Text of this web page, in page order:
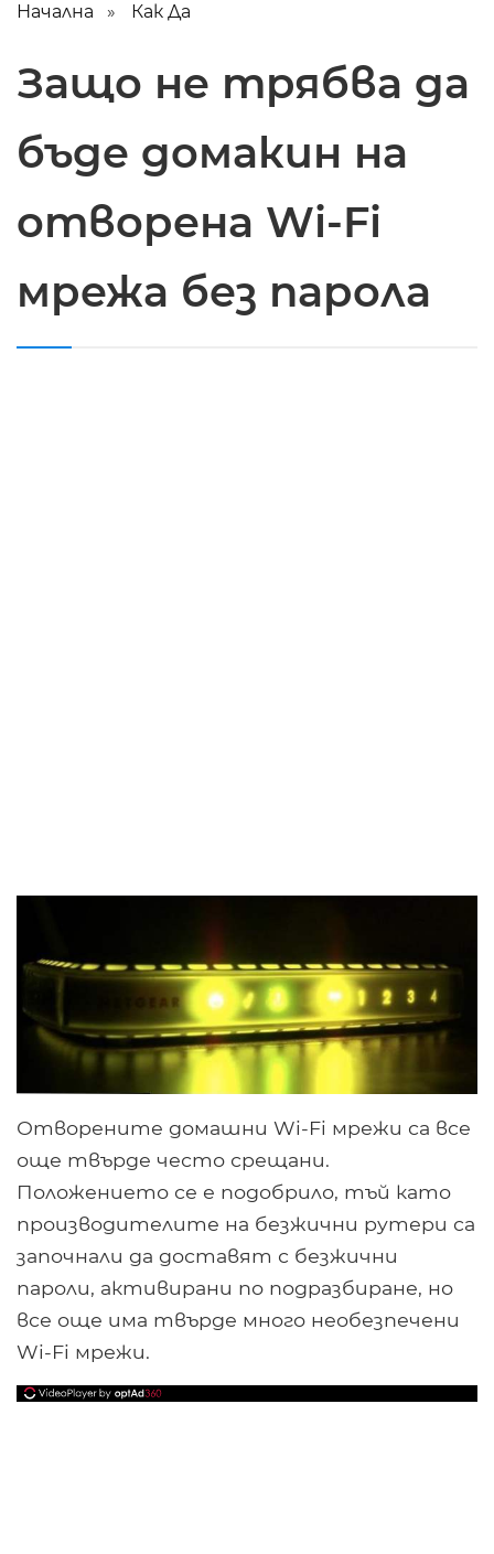
Начална Как Да
Защо не трябва да
бъде домакин на
отворена Wi-Fi
мрежа без парола
Отворените домашни Wi-Fi мрежи са все
още твърде често срещани.
Положението се е подобрило, тъй като
производителите на безжични рутери са
започнали да доставят с безжични
пароли, активирани по подразбиране, но
все още има твърде много необезпечени
Wi-Fi мрежи.